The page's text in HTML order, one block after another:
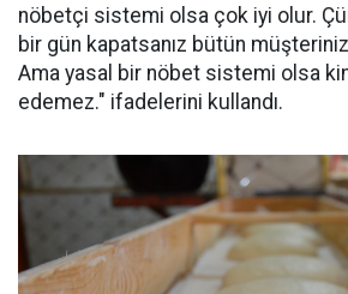
nöbetçi sistemi olsa çok iyi olur.
bir gün kapatsanız bütün
Ama yasal bir nöbet sistemi olsa
edemez." ifadelerini kullandı.